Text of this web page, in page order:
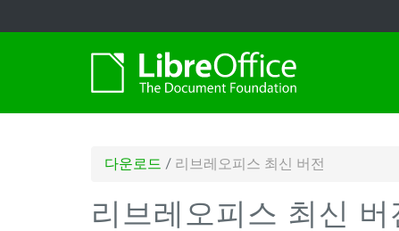
다운로드 / 리브레오피스 최신 버전
리브레오피스 최신 버